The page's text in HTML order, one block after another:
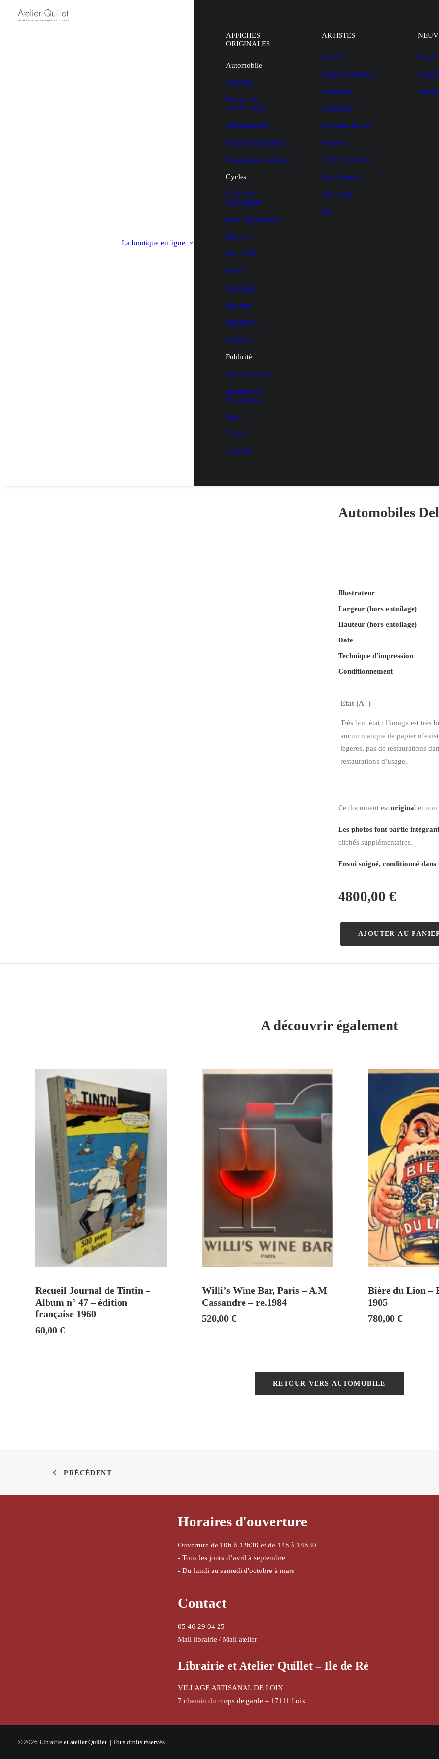
La boutique en ligne
AFFICHES
ORIGINALES
Automobile
Aviation
Boisson &
Alimentation
Chemin de fer
Cirque & Automate
Compagnie maritime
Cycles
Guerre &
Propagande
Jeux Olympiques
Journaux
Mai 1968
Mode
Montagne
Musique
Pharmacie
Politique
Publicité
Roland Garros
Spectacle &
Évènements
Sport
Théâtre
Tourisme
ARTISTES
Auriac
Bernard Villemot
Cappiello
Cassandre
Constant-Duval
Falcucci
Firmin Bouisset
Géo Dorival
Géo Ham
Pal
Hergé
Automobiles
Illustrateur
Largeur (hors entoilage)
Hauteur (hors entoilage)
Date
Technique d'impression
Conditionnement
Etat (A+)
Très bon état : l’image est très
aucun manque de papier
légères, pas de restaurations
restaurations d’usage.
Ce document est original et non
Les photos font partie
clichés supplémentaires.
Envoi soigné, conditionné
4800,00 €
1898
AJOUTER AU
A découvrir également
Recueil Journal de Tintin –
Album n° 47 – édition
française 1960
60,00 €
Willi’s Wine Bar, Paris – A.M
Cassandre – re.1984
520,00 €
Bière du Lion –
1905
780,00€
RETOUR VERS AUTOMOBILE
PRÉCÉDENT
Horaires d'ouverture
Ouverture de 10h à 12h30 et de 14h à 18h30
- Tous les jours d’avril à septembre
- Du lundi au samedi d'octobre à mars
Contact
05 46 29 04 25
Mail librairie / Mail atelier
Librairie et Atelier Quillet – Ile de Ré
VILLAGE ARTISANAL DE LOIX
7 chemin du corps de garde – 17111 Loix
© 2026 Librairie et atelier Quillet. | Tous droits réservés.